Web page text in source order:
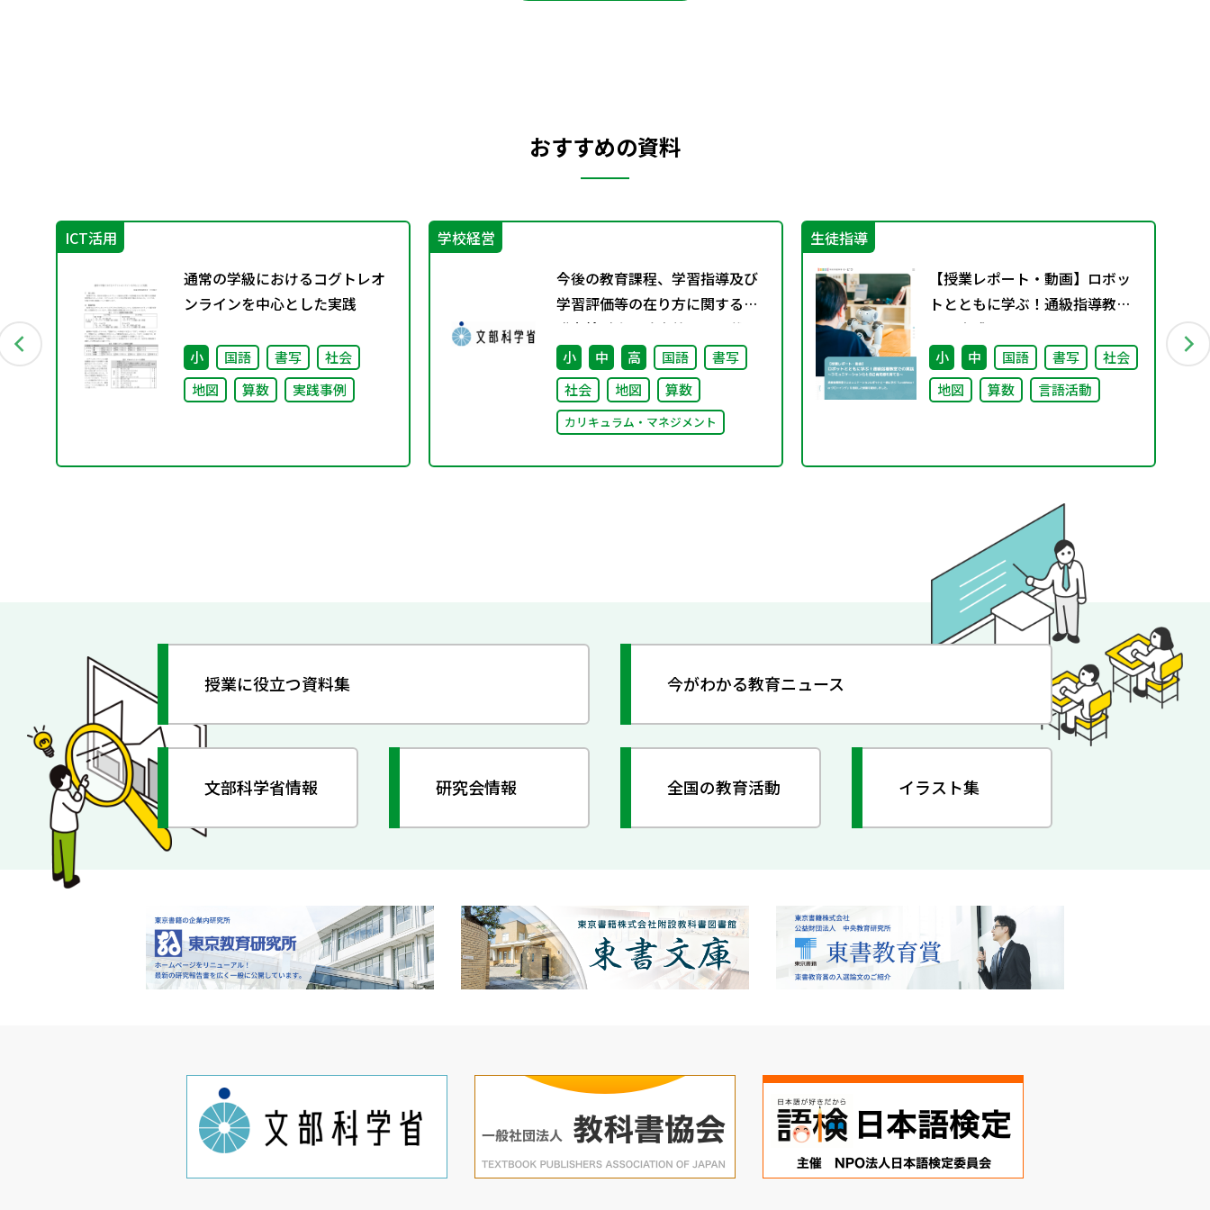
おすすめの資料
ICT活用
通常の学級におけるコグトレオ
ンラインを中心とした実践
小 国語 書写
社会
地図
算数 実践事例
学校経営
今後の教育課程、学習指導及び
学習評価等の在り方に関する有
識者検討会の論点整理を掲載し
ました
小 中 高 国語
書写
社会
地図 算数
カリキュラム・マネジメント
生徒指導
【授業レポート・動画】ロボッ
トとともに学ぶ！通級指導教室
での実践～コミュニケーション
力と自己肯定感を育てる～
小 中 国語 書写
社会
地図
算数 言語活動
授業に役立つ資料集 今がわかる教育ニュース
文部科学省情報 研究会情報 全国の教育活動 イラスト集